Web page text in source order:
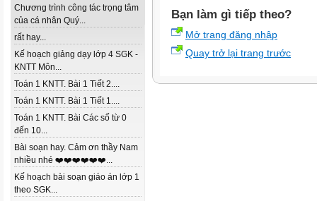
Chương trình công tác trọng tâm
của cá nhân Quý...
rất hay...
Kế hoạch giảng dạy lớp 4 SGK -
KNTT Môn...
Toán 1 KNTT. Bài 1 Tiết 2....
Toán 1 KNTT. Bài 1 Tiết 1....
Toán 1 KNTT. Bài Các số từ 0
đến 10...
Bài soạn hay. Cảm ơn thầy Nam
nhiều nhé ❤️❤️❤️❤️❤️❤️...
Kế hoạch bài soạn giáo án lớp 1
theo SGK...
Bạn làm gì tiếp theo?
Mở trang đăng nhập
Quay trở lại trang trước